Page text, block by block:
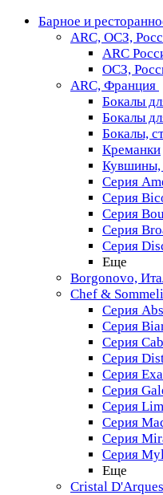
Барное и
ARC, ОСЗ,
ARC
ОСЗ,
ARC, Франция
Бокалы
Бокалы
Бокалы,
Креманки
Кувшины,
Серия
Серия
Серия
Серия
Серия
Еще
Borgonovo,
Chef &
Серия
Серия
Серия
Серия
Серия
Серия
Серия
Серия
Серия
Серия
Еще
Cristal